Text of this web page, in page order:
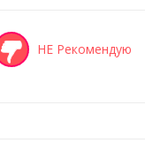
НЕ Рекомендую